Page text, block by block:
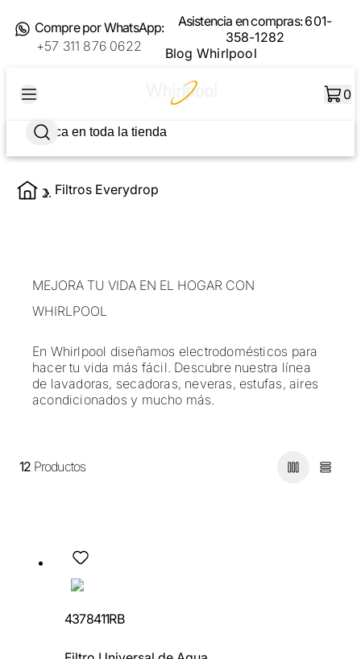
Compre por WhatsApp:
+57 311 876 0622
Asistencia en compras:601-
358-1282
Blog Whirlpool
0
Filtros Everydrop
MEJORA TU VIDA EN EL HOGAR CON
WHIRLPOOL
En Whirlpool diseñamos electrodomésticos para
hacer tu vida más fácil. Descubre nuestra línea
de lavadoras, secadoras, neveras, estufas, aires
acondicionados y mucho más.
12 Productos
4378411RB